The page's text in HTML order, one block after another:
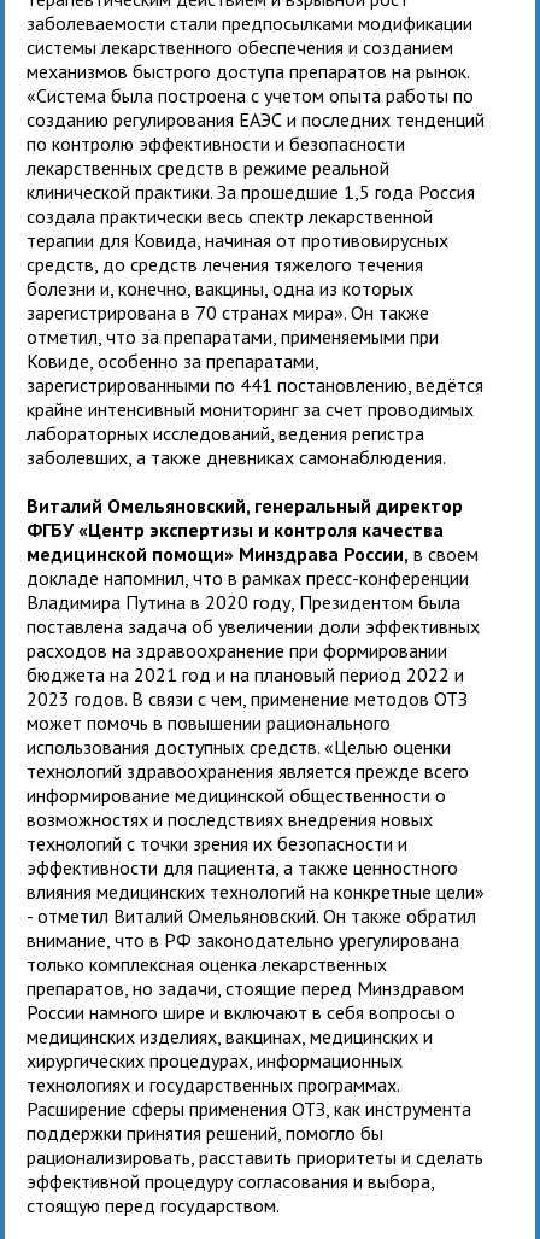
заболеваемости стали предпосылками модификации
системы лекарственного обеспечения и созданием
механизмов быстрого доступа препаратов на рынок.
«Система была построена с учетом опыта работы по
созданию регулирования ЕАЭС и последних тенденций
по контролю эффективности и безопасности
лекарственных средств в режиме реальной
клинической практики. За прошедшие 1,5 года Россия
создала практически весь спектр лекарственной
терапии для Ковида, начиная от противовирусных
средств, до средств лечения тяжелого течения
болезни и, конечно, вакцины, одна из которых
зарегистрирована в 70 странах мира». Он также
отметил, что за препаратами, применяемыми при
Ковиде, особенно за препаратами,
зарегистрированными по 441 постановлению, ведётся
крайне интенсивный мониторинг за счет проводимых
лабораторных исследований, ведения регистра
заболевших, а также дневниках самонаблюдения.
Виталий Омельяновский, генеральный директор
ФГБУ «Центр экспертизы и контроля качества
медицинской помощи» Минздрава России, в своем
докладе напомнил, что в рамках пресс-конференции
Владимира Путина в 2020 году, Президентом была
поставлена задача об увеличении доли эффективных
расходов на здравоохранение при формировании
бюджета на 2021 год и на плановый период 2022 и
2023 годов. В связи с чем, применение методов ОТЗ
может помочь в повышении рационального
использования доступных средств. «Целью оценки
технологий здравоохранения является прежде всего
информирование медицинской общественности о
возможностях и последствиях внедрения новых
технологий с точки зрения их безопасности и
эффективности для пациента, а также ценностного
влияния медицинских технологий на конкретные цели»
- отметил Виталий Омельяновский. Он также обратил
внимание, что в РФ законодательно урегулирована
только комплексная оценка лекарственных
препаратов, но задачи, стоящие перед Минздравом
России намного шире и включают в себя вопросы о
медицинских изделиях, вакцинах, медицинских и
хирургических процедурах, информационных
технологиях и государственных программах.
Расширение сферы применения ОТЗ, как инструмента
поддержки принятия решений, помогло бы
рационализировать, расставить приоритеты и сделать
эффективной процедуру согласования и выбора,
стоящую перед государством.